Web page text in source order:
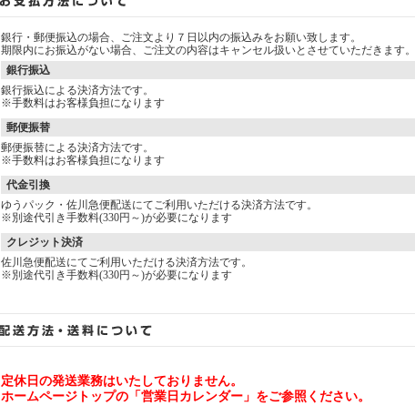
銀行・郵便振込の場合、ご注文より７日以内の振込みをお願い致します。
期限内にお振込がない場合、ご注文の内容はキャンセル扱いとさせていただきます。
銀行振込
銀行振込による決済方法です。
※手数料はお客様負担になります
郵便振替
郵便振替による決済方法です。
※手数料はお客様負担になります
代金引換
ゆうパック・佐川急便配送にてご利用いただける決済方法です。
※別途代引き手数料(330円～)が必要になります
クレジット決済
佐川急便配送にてご利用いただける決済方法です。
※別途代引き手数料(330円～)が必要になります
定休日の発送業務はいたしておりません。
ホームページトップの「営業日カレンダー」をご参照ください。